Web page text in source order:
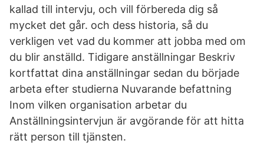
kallad till intervju, och vill förbereda dig så
mycket det går. och dess historia, så du
verkligen vet vad du kommer att jobba med om
du blir anställd. Tidigare anställningar Beskriv
kortfattat dina anställningar sedan du började
arbeta efter studierna Nuvarande befattning
Inom vilken organisation arbetar du
Anställningsintervjun är avgörande för att hitta
rätt person till tjänsten.